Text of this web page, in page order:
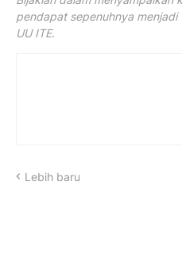
pendapat sepenuhnya
UU ITE.
Lebih baru